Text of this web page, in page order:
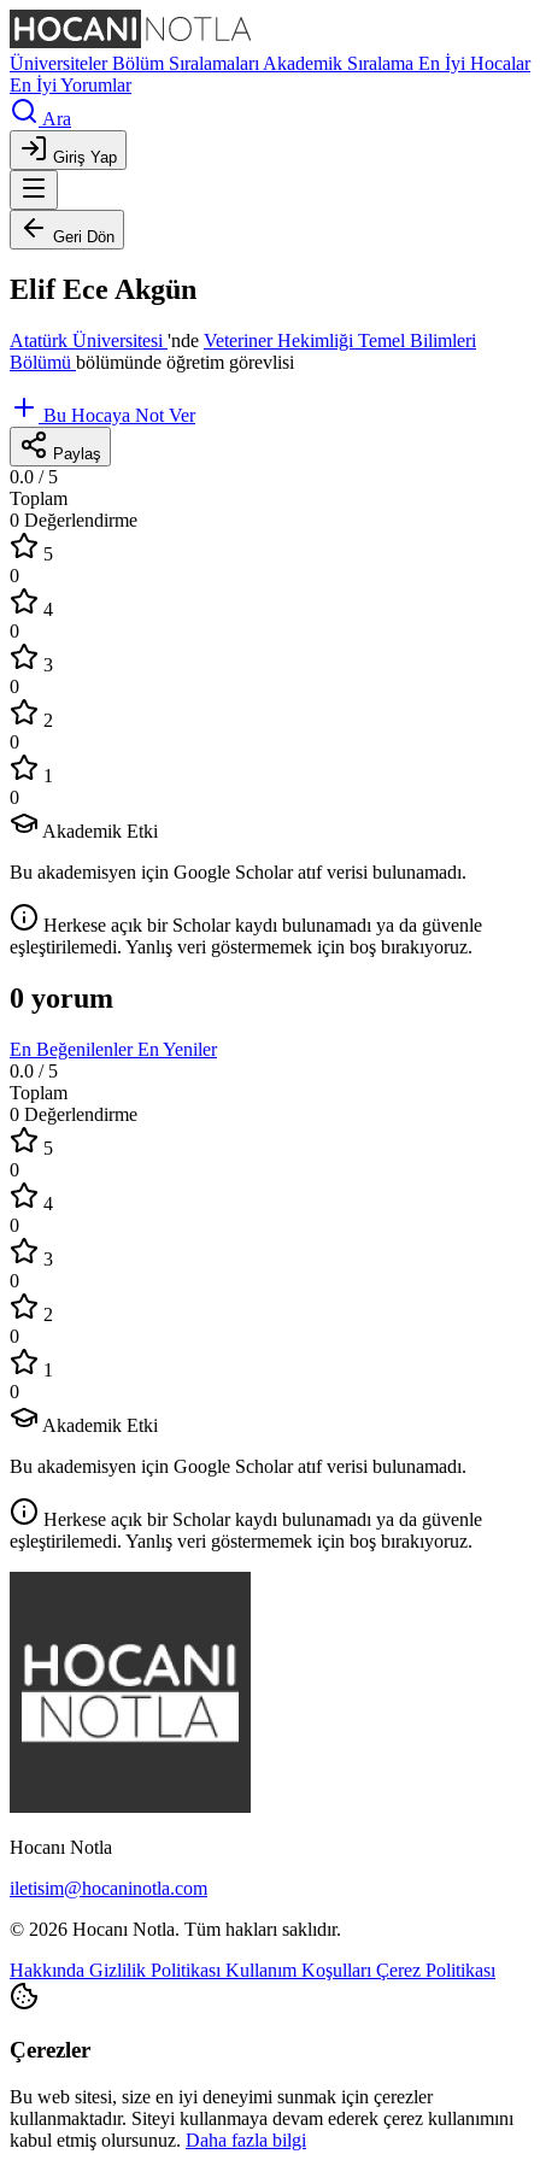
ÜniversitelerBölüm Sıralamaları Akademik Sıralama En İyi Hocalar
En İyi Yorumlar
Ara
Giriş Yap
Geri Dön
Elif Ece Akgün
Atatürk Üniversitesi 'nde Veteriner Hekimliği Temel Bilimleri
Bölümü bölümünde öğretim görevlisi
Bu Hocaya Not Ver
Paylaş
0.0 / 5
Toplam
0 Değerlendirme
5
0
4
0
3
0
2
0
1
0
Akademik Etki
Bu akademisyen için Google Scholar atıf verisi bulunamadı.
Herkese açık bir Scholar kaydı bulunamadı ya da güvenle
eşleştirilemedi. Yanlış veri göstermemek için boş bırakıyoruz.
0 yorum
En BeğenilenlerEn Yeniler
0.0 / 5
Toplam
0 Değerlendirme
5
0
4
0
3
0
2
0
1
0
Akademik Etki
Bu akademisyen için Google Scholar atıf verisi bulunamadı.
Herkese açık bir Scholar kaydı bulunamadı ya da güvenle
eşleştirilemedi. Yanlış veri göstermemek için boş bırakıyoruz.
Hocanı Notla
iletisim@hocaninotla.com
© 2026 Hocanı Notla. Tüm hakları saklıdır.
Hakkında Gizlilik Politikası Kullanım Koşulları Çerez Politikası
Çerezler
Bu web sitesi, size en iyi deneyimi sunmak için çerezler
kullanmaktadır. Siteyi kullanmaya devam ederek çerez kullanımını
kabul etmiş olursunuz. Daha fazla bilgi